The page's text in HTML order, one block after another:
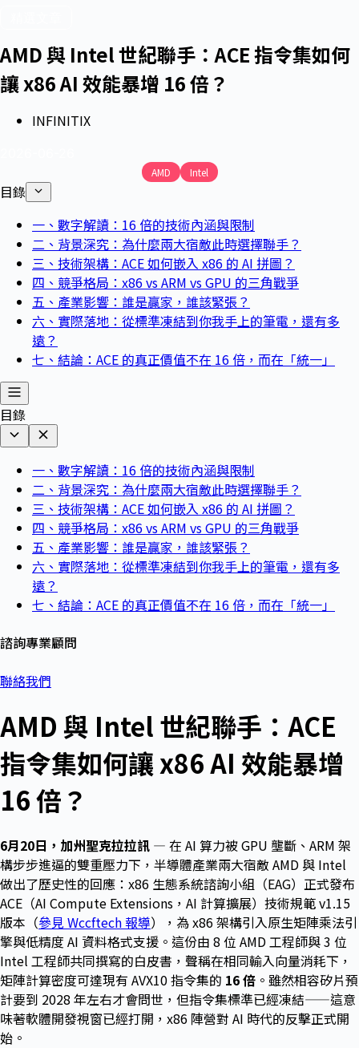
AMD 與 Intel 世紀聯手：ACE 指令集如何
讓 x86 AI 效能暴增 16 倍？
INFINITIX
AMD Intel
目錄
一、數字解讀：16 倍的技術內涵與限制
二、背景深究：為什麼兩大宿敵此時選擇聯手？
三、技術架構：ACE 如何嵌入 x86 的 AI 拼圖？
四、競爭格局：x86 vs ARM vs GPU 的三角戰爭
五、產業影響：誰是贏家，誰該緊張？
六、實際落地：從標準凍結到你我手上的筆電，還有多
遠？
七、結論：ACE 的真正價值不在 16 倍，而在「統一」
目錄
一、數字解讀：16 倍的技術內涵與限制
二、背景深究：為什麼兩大宿敵此時選擇聯手？
三、技術架構：ACE 如何嵌入 x86 的 AI 拼圖？
四、競爭格局：x86 vs ARM vs GPU 的三角戰爭
五、產業影響：誰是贏家，誰該緊張？
六、實際落地：從標準凍結到你我手上的筆電，還有多
遠？
七、結論：ACE 的真正價值不在 16 倍，而在「統一」
諮詢專業顧問
聯絡我們
AMD 與 Intel 世紀聯手：ACE
指令集如何讓 x86 AI 效能暴增
16 倍？
6月20日，加州聖克拉拉訊 — 在 AI 算力被 GPU 壟斷、ARM 架
構步步進逼的雙重壓力下，半導體產業兩大宿敵 AMD 與 Intel
做出了歷史性的回應：x86 生態系統諮詢小組（EAG）正式發布
ACE（AI Compute Extensions，AI 計算擴展）技術規範 v1.15
版本（參見 Wccftech 報導），為 x86 架構引入原生矩陣乘法引
擎與低精度 AI 資料格式支援。這份由 8 位 AMD 工程師與 3 位
Intel 工程師共同撰寫的白皮書，聲稱在相同輸入向量消耗下，
矩陣計算密度可達現有 AVX10 指令集的 16 倍 。雖然相容矽片預
計要到 2028 年左右才會問世，但指令集標準已經凍結——這意
味著軟體開發視窗已經打開，x86 陣營對 AI 時代的反擊正式開
始。